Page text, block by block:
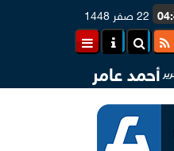
22 صفر 1448
أحمد عامر